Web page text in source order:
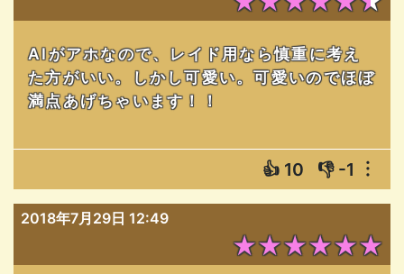
AIがアホなので、レイド用なら慎重に考え
た方がいい。しかし可愛い。可愛いのでほぼ
満点あげちゃいます！！
👍 10 👎 -1 ︙
2018年7月29日 12:49
★★★★★★